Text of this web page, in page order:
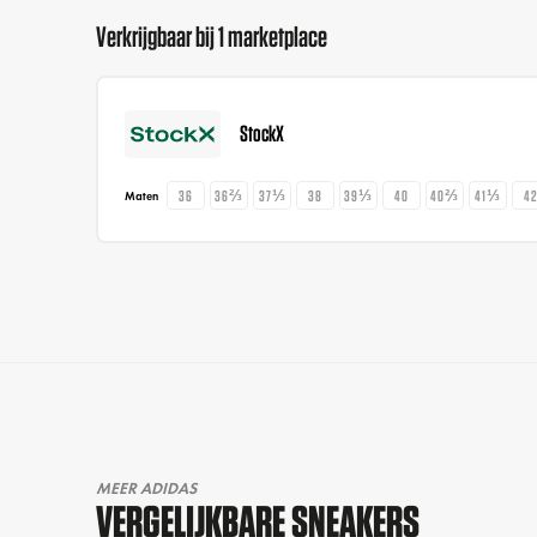
Verkrijgbaar bij 1 marketplace
StockX
Maten 36 36⅔ 37⅓ 38 39⅓ 40 40⅔ 41⅓ 42
MEER ADIDAS
VERGELIJKBARE SNEAKERS